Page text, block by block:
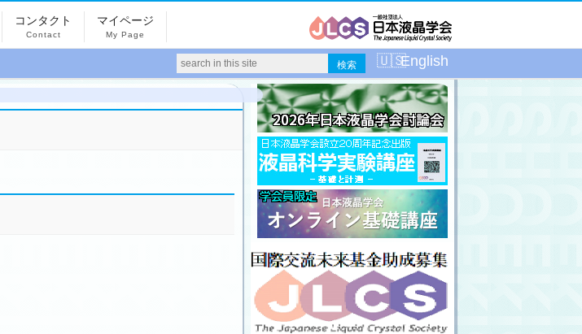
コンタクト
Contact
マイページ
My Page
English